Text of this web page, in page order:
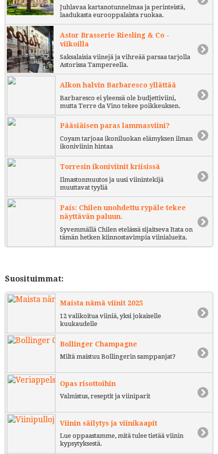
Juhlavaa kartanotunnelmaa ja perinteistä,
laadukasta eurooppalaista ruokaa.
Astor Brasserie Riesling & Co -
viikoilla
Saksalaisia viinejä ja vihreää parsaa tarjolla
Astorissa Tampereella.
Alkon halvin Barbaresco yllättää
Barbaresco ei yleensä ole budjettiviini,
mutta Terre da Vino tekee poikkeuksen.
Pääsiäisen paras lammasviini?
Coyam tarjoaa ikoniluokan elämyksen ilman
ikoniviinin hintaa
Torresin ikoniviinit kriisissä
Ilmastonmuutos ja uusi viinintekijä
muuttavat tyyliä
País: Chilen unohdettu rypäle tekee
näyttävän paluun.
Syvemmällä Chilen etelässä sijaitseva Itata on
tämän hetken kiinnostavimpia viinialueita.
Suosituimmat:
Maista nämä viinit 2025
12 valikoitua viiniä, yksi jokaiselle
kuukaudelle
Bollinger Champagne
Miltä maistuu Bollingerin samppanjat?
Opas risottoihin
Valmistus, reseptit ja viiniparit
Viinin säilytys ja viinikaapit
Lue oppaastamme, mitä tulee tietää viinin
kypsytyksestä.